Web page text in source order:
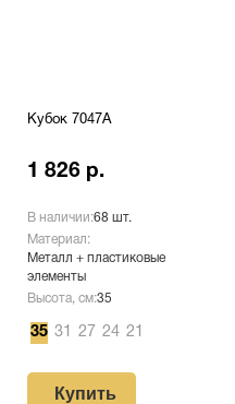
Кубок 7047A
1 826 р.
В наличии:68 шт.
Материал:
Металл + пластиковые
элементы
Высота, см:35
35 31 27 24 21
Купить